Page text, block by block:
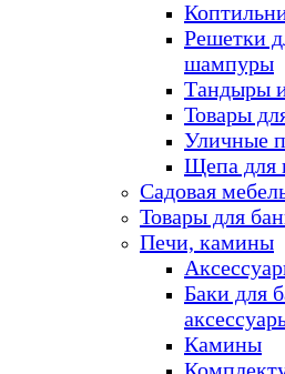
Решетки
шампуры
Тандыры
Товары
Уличные
Щепа для
Садовая
Товары для
Печи, камины
Баки для
Камины